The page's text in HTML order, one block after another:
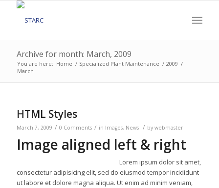
Archive for month: March, 2009
You are here: Home / Specialized Plant Maintenance / 2009 /
March
HTML Styles
March 7, 2009 / 0 Comments / in Images, News / by webmaster
Image aligned left & right
Lorem ipsum dolor sit amet,
consectetur adipisicing elit, sed do eiusmod tempor incididunt
ut labore et dolore magna aliqua. Ut enim ad minim veniam,